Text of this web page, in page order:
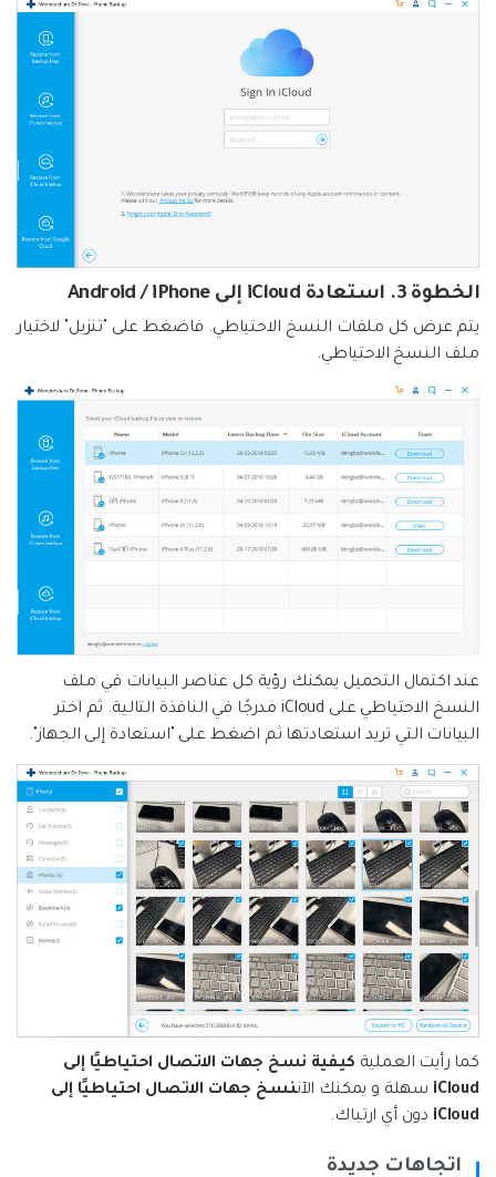
الخطوة 3. استعادة iCloud إلى Android / iPhone
يتم عرض كل ملفات النسخ الاحتياطي. فاضغط على "تنزيل" لاختيار
ملف النسخ الاحتياطي.
عند اكتمال التحميل يمكنك رؤية كل عناصر البيانات في ملف
النسخ الاحتياطي على iCloud مدرجًا في النافذة التالية. ثم اختر
البيانات التي تريد استعادتها ثم اضغط على "استعادة إلى الجهاز".
كما رأيت العملية كيفية نسخ جهات الاتصال احتياطيًا إلى
iCloud سهلة و يمكنك الآننسخ جهات الاتصال احتياطيًا إلى
iCloud دون أي ارتباك.
اتجاهات جديدة